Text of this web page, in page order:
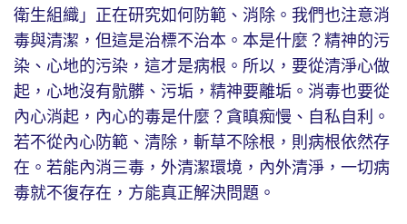
衛生組織」正在研究如何防範、消除。我們也注意消
毒與清潔，但這是治標不治本。本是什麼？精神的污
染、心地的污染，這才是病根。所以，要從清淨心做
起，心地沒有骯髒、污垢，精神要離垢。消毒也要從
內心消起，內心的毒是什麼？貪瞋痴慢、自私自利。
若不從內心防範、清除，斬草不除根，則病根依然存
在。若能內消三毒，外清潔環境，內外清淨，一切病
毒就不復存在，方能真正解決問題。